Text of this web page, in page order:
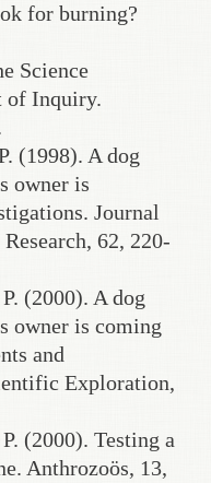
for burning?
Science
of Inquiry.
(1998). A dog
owner is
Journal
62, 220-
(2000). A dog
owner is coming
and
Exploration,
(2000). Testing a
Anthrozoös, 13,